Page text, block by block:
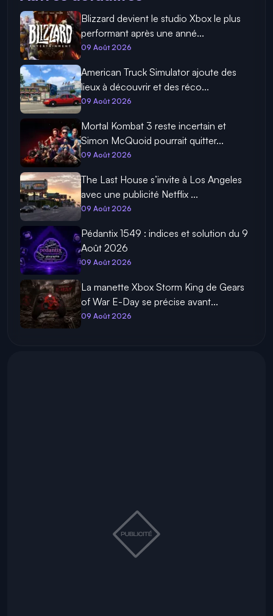
Blizzard devient le studio Xbox le plus
performant après une anné...
09 Août 2026
American Truck Simulator ajoute des
lieux à découvrir et des réco...
09 Août 2026
Mortal Kombat 3 reste incertain et
Simon McQuoid pourrait quitter...
09 Août 2026
The Last House s’invite à Los Angeles
avec une publicité Netflix ...
09 Août 2026
Pédantix 1549 : indices et solution du 9
Août 2026
09 Août 2026
La manette Xbox Storm King de Gears
of War E-Day se précise avant...
09 Août 2026